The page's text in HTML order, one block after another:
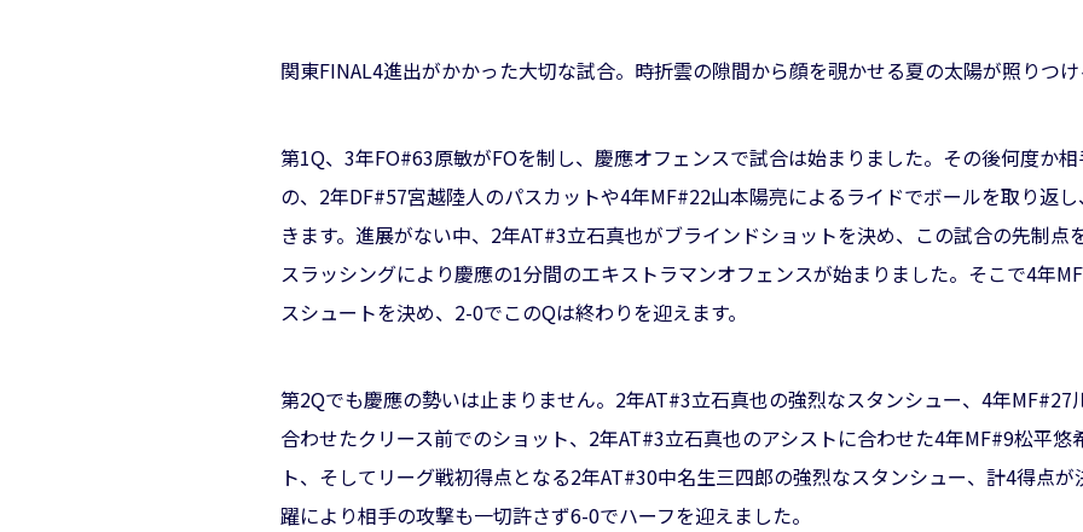
関東FINAL4進出がかかった大切な試合。時折雲の隙間から顔を覗かせる夏の太陽が照りつ
第1Q、3年FO#63原敏がFOを制し、慶應オフェンスで試合は始まりました。その後何度か
の、2年DF#57宮越陸人のパスカットや4年MF#22山本陽亮によるライドでボールを取り返
きます。進展がない中、2年AT#3立石真也がブラインドショットを決め、この試合の先制点
スラッシングにより慶應の1分間のエキストラマンオフェンスが始まりました。そこで4年
スシュートを決め、2-0でこのQは終わりを迎えます。
第2Qでも慶應の勢いは止まりません。2年AT#3立石真也の強烈なスタンシュー、4年
合わせたクリース前でのショット、2年AT#3立石真也のアシストに合わせた4年MF#9松平
ト、そしてリーグ戦初得点となる2年AT#30中名生三四郎の強烈なスタンシュー、計4得点
躍により相手の攻撃も一切許さず6-0でハーフを迎えました。